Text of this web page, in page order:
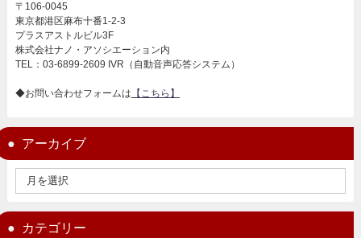
〒106-0045
東京都港区麻布十番1-2-3
プラスアストルビル3F
株式会社ナノ・アソシエーション内
TEL：03-6899-2609 IVR（自動音声応答システム）
◆お問い合わせフォームは 【こちら】
アーカイブ
カテゴリー